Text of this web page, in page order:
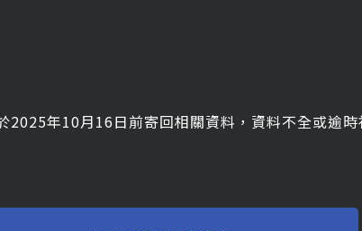
年10月16日前寄回相關資料，資料不全或逾時